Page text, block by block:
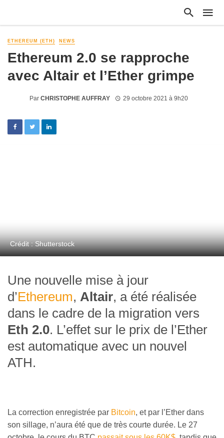
ETHEREUM (ETH) NEWS
Ethereum 2.0 se rapproche
avec Altair et l’Ether grimpe
Par CHRISTOPHE AUFFRAY 29 octobre 2021 à 9h20
Crédit : Shutterstock
Une nouvelle mise à jour
d’Ethereum, Altair, a été réalisée
dans le cadre de la migration vers
Eth 2.0. L’effet sur le prix de l’Ether
est automatique avec un nouvel
ATH.
La correction enregistrée par Bitcoin, et par l’Ether dans
son sillage, n’aura été que de très courte durée. Le 27